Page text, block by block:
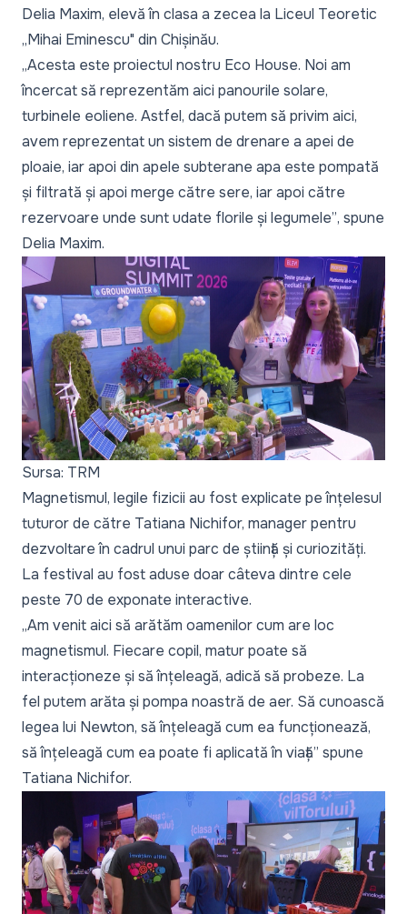
Delia Maxim, elevă în clasa a zecea la Liceul Teoretic
„Mihai Eminescu" din Chișinău.
„Acesta este proiectul nostru Eco House. Noi am
încercat să reprezentăm aici panourile solare,
turbinele eoliene. Astfel, dacă putem să privim aici,
avem reprezentat un sistem de drenare a apei de
ploaie, iar apoi din apele subterane apa este pompată
și filtrată și apoi merge către sere, iar apoi către
rezervoare unde sunt udate florile și legumele”, spune
Delia Maxim.
Sursa: TRM
Magnetismul, legile fizicii au fost explicate pe înțelesul
tuturor de către Tatiana Nichifor, manager pentru
dezvoltare în cadrul unui parc de știință și curiozități.
La festival au fost aduse doar câteva dintre cele
peste 70 de exponate interactive.
„Am venit aici să arătăm oamenilor cum are loc
magnetismul. Fiecare copil, matur poate să
interacționeze și să înțeleagă, adică să probeze. La
fel putem arăta și pompa noastră de aer. Să cunoască
legea lui Newton, să înțeleagă cum ea funcționează,
să înțeleagă cum ea poate fi aplicată în viață” spune
Tatiana Nichifor.